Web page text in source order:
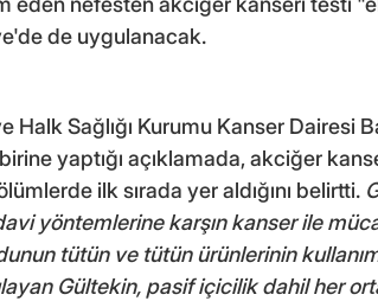
de uygulanacak.
Halk Sağlığı Kurumu Kanser Dairesi
yaptığı açıklamada, akciğer
ilk sırada yer aldığını belirtti.
yöntemlerine karşın kanser ile
tütün ve tütün ürünlerinin
Gültekin, pasif içicilik dahil her